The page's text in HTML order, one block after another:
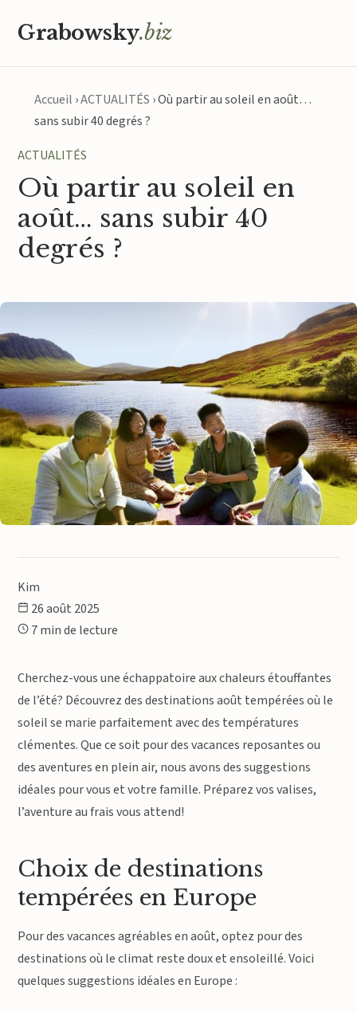
Grabowsky.biz
Accueil ›ACTUALITÉS ›Où partir au soleil en août…
sans subir 40 degrés ?
ACTUALITÉS
Où partir au soleil en
août… sans subir 40
degrés ?
Kim
26 août 2025
7 min de lecture
Cherchez-vous une échappatoire aux chaleurs étouffantes
de l’été? Découvrez des destinations août tempérées où le
soleil se marie parfaitement avec des températures
clémentes. Que ce soit pour des vacances reposantes ou
des aventures en plein air, nous avons des suggestions
idéales pour vous et votre famille. Préparez vos valises,
l’aventure au frais vous attend!
Choix de destinations
tempérées en Europe
Pour des vacances agréables en août, optez pour des
destinations où le climat reste doux et ensoleillé. Voici
quelques suggestions idéales en Europe :